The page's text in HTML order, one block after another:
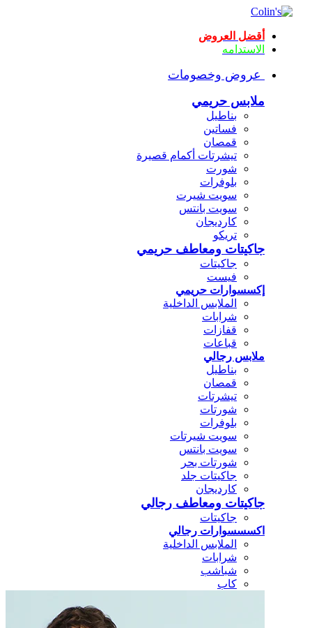
أقضل العروض
الاستدامه
عروض وخصومات
ملابس حريمي
بناطيل
فساتين
قمصان
تيشرتات أكمام قصيرة
شورت
بلوفرات
سويت شيرت
سويت بانتس
كارديجان
تريكو
جاكيتات ومعاطف حريمي
جاكيتات
فيست
إكسسوارات حريمي
الملابس الداخلية
شرابات
قفازات
قباعات
ملابس رجالي
بناطيل
قمصان
تيشرتات
شورتات
بلوفرات
سويت شيرتات
سويت بانتس
شورتات بحر
جاكيتات جلد
كارديجان
جاكيتات ومعاطف رجالي
جاكيتات
اكسسسوارات رجالي
الملابس الداخلية
شرابات
شباشب
كاب